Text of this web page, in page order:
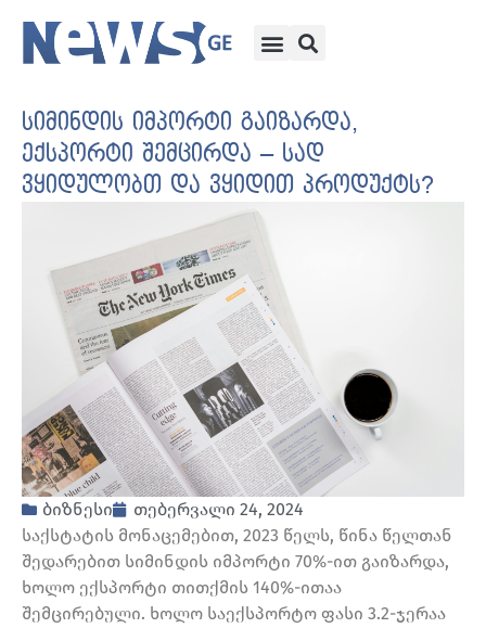
სიმინდის იმპორტი გაიზარდა,
ექსპორტი შემცირდა – სად
ვყიდულობთ და ვყიდით პროდუქტს?
ბიზნესი
თებერვალი 24, 2024
საქსტატის მონაცემებით, 2023 წელს, წინა წელთან
შედარებით სიმინდის იმპორტი 70%-ით გაიზარდა,
ხოლო ექსპორტი თითქმის 140%-ითაა
შემცირებული. ხოლო საექსპორტო ფასი 3.2-ჯერაა